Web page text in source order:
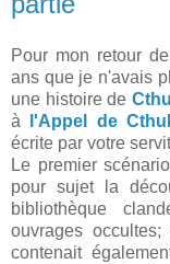
Pour mon retour
ans que je n'avais
une histoire de
à
l'Appel de
écrite par votre
Le premier
pour sujet la
bibliothèque
ouvrages
contenait